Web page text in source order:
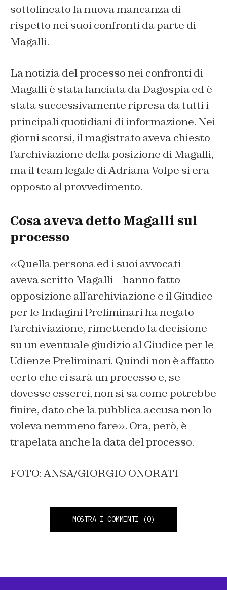
sottolineato la nuova mancanza di
rispetto nei suoi confronti da parte di
Magalli.
La notizia del processo nei confronti di
Magalli è stata lanciata da Dagospia ed è
stata successivamente ripresa da tutti i
principali quotidiani di informazione. Nei
giorni scorsi, il magistrato aveva chiesto
l’archiviazione della posizione di Magalli,
ma il team legale di Adriana Volpe si era
opposto al provvedimento.
Cosa aveva detto Magalli sul
processo
«Quella persona ed i suoi avvocati –
aveva scritto Magalli – hanno fatto
opposizione all’archiviazione e ilGiudice
per le Indagini Preliminari ha negato
l’archiviazione, rimettendo la decisione
su un eventuale giudizio al Giudice per le
Udienze Preliminari. Quindi non è affatto
certo che ci sarà un processo e, se
dovesse esserci, non si sa come potrebbe
finire, dato che la pubblica accusa non lo
voleva nemmeno fare». Ora, però, è
trapelata anche la data del processo.
FOTO: ANSA/GIORGIO ONORATI
MOSTRA I COMMENTI (0)